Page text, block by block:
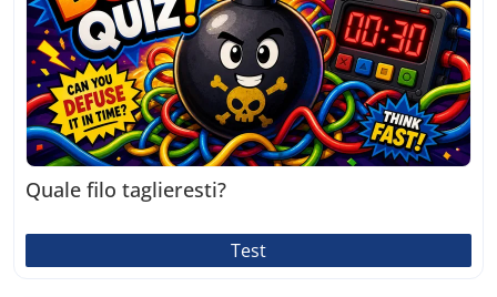
Quale filo taglieresti?
Test